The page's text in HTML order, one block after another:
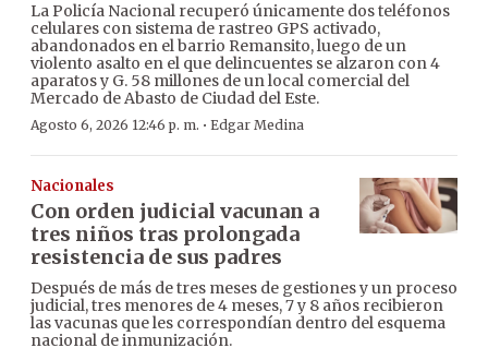
La Policía Nacional recuperó únicamente dos teléfonos
celulares con sistema de rastreo GPS activado,
abandonados en el barrio Remansito, luego de un
violento asalto en el que delincuentes se alzaron con 4
aparatos y G. 58 millones de un local comercial del
Mercado de Abasto de Ciudad del Este.
Agosto 6, 2026 12:46 p. m. · Edgar Medina
Nacionales
Con orden judicial vacunan a
tres niños tras prolongada
resistencia de sus padres
Después de más de tres meses de gestiones y un proceso
judicial, tres menores de 4 meses, 7 y 8 años recibieron
las vacunas que les correspondían dentro del esquema
nacional de inmunización.